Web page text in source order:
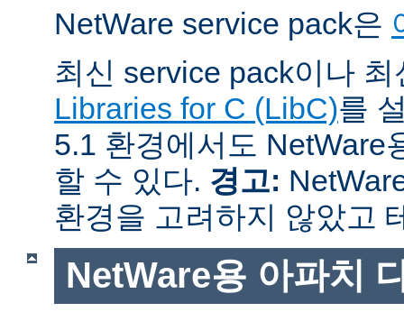
NetWare service pack은
최신 service pack이나
Libraries for C (LibC)를
5.1 환경에서도 NetWare
할 수 있다. 경고:
환경을 고려하지 않았고
NetWare용 아파치